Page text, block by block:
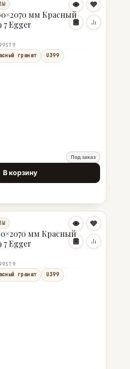
мм Красный
7 Egger
гранат U399
Под заказ
В корзину
мм Красный
7 Egger
гранат U399